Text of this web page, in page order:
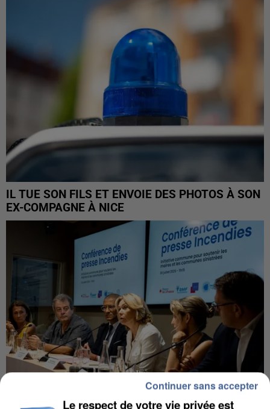
IL TUE SON FILS ET ENVOIE DES PHOTOS À SON
EX-COMPAGNE À NICE
Le respect de votre vie privée est
Continuer sans accepter